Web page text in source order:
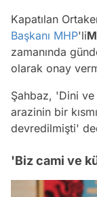
Kapatılan
Başkanı MHP'li
zamanında
olarak onay
Şahbaz, 'Dini ve
arazinin bir
devredilmişti'
'Biz cami ve